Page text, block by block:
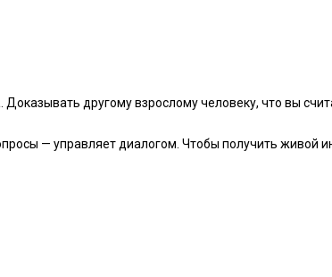
другому взрослому человеку, что вы
— управляет диалогом. Чтобы получить живой